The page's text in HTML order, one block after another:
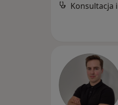
Konsultacja